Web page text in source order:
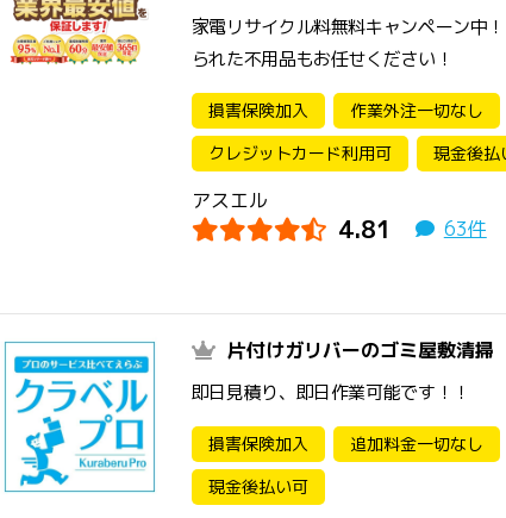
家電リサイクル料無料キャンペーン中
られた不用品もお任せください！
損害保険加入 作業外注一切なし
クレジットカード利用可
現金後払
アスエル
4.81 63件
片付けガリバーのゴミ屋敷清掃
即日見積り、即日作業可能です！！
損害保険加入 追加料金一切なし
現金後払い可